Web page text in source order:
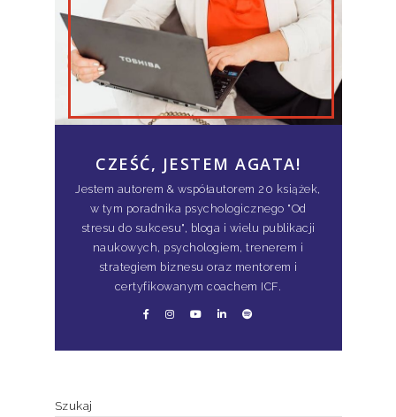
CZEŚĆ, JESTEM AGATA!
Jestem autorem & współautorem 20 książek,
w tym poradnika psychologicznego "Od
stresu do sukcesu", bloga i wielu publikacji
naukowych, psychologiem, trenerem i
strategiem biznesu oraz mentorem i
certyfikowanym coachem ICF.
Szukaj